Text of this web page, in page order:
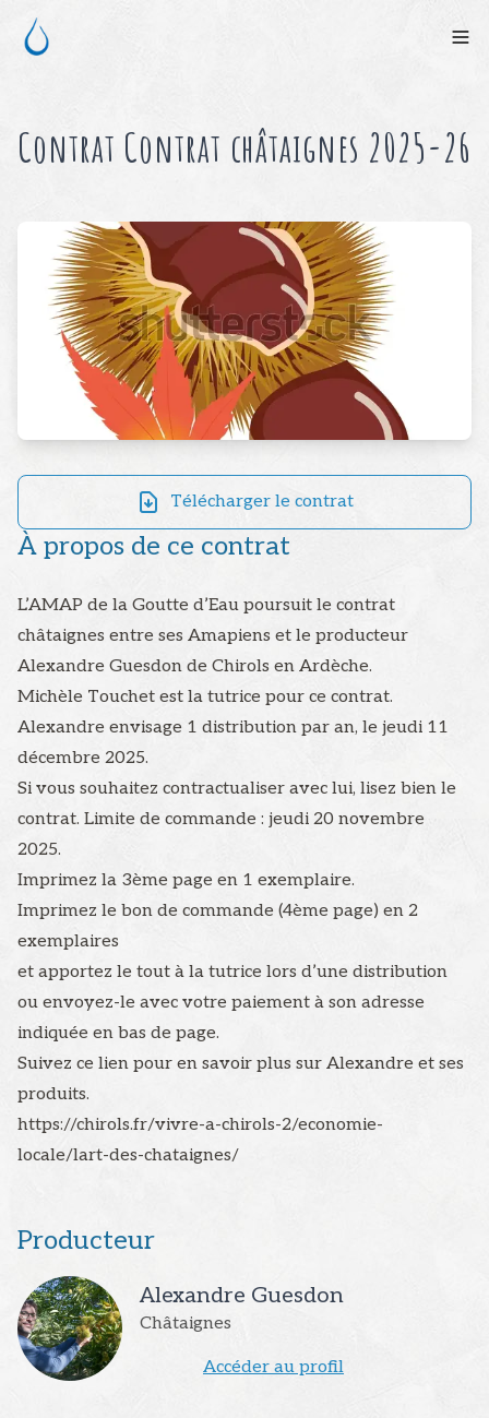
Contrat Contrat châtaignes 2025-26
Télécharger le contrat
À propos de ce contrat
L’AMAP de la Goutte d’Eau poursuit le contrat
châtaignes entre ses Amapiens et le producteur
Alexandre Guesdon de Chirols en Ardèche.
Michèle Touchet est la tutrice pour ce contrat.
Alexandre envisage 1 distribution par an, le jeudi 11
décembre 2025.
Si vous souhaitez contractualiser avec lui, lisez bien le
contrat. Limite de commande : jeudi 20 novembre
2025.
Imprimez la 3ème page en 1 exemplaire.
Imprimez le bon de commande (4ème page) en 2
exemplaires
et apportez le tout à la tutrice lors d’une distribution
ou envoyez-le avec votre paiement à son adresse
indiquée en bas de page.
Suivez ce lien pour en savoir plus sur Alexandre et ses
produits.
https://chirols.fr/vivre-a-chirols-2/economie-
locale/lart-des-chataignes/
Producteur
Alexandre Guesdon
Châtaignes
Accéder au profil